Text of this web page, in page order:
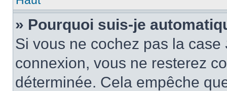
» Pourquoi suis-je
Si vous ne cochez pas la case
connexion, vous ne resterez
déterminée. Cela empêche